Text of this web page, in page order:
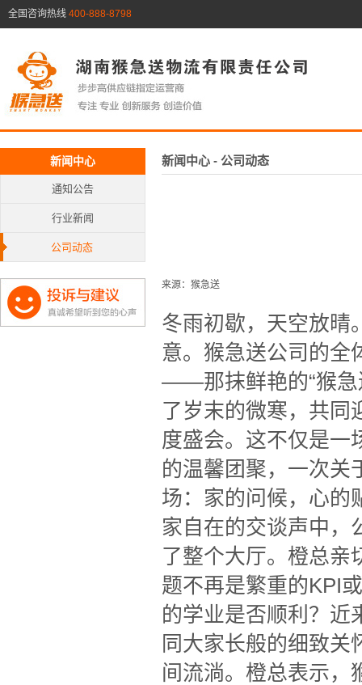
全国咨询热线 400-888-8798
新闻中心
通知公告
行业新闻
公司动态
新闻中心 - 公司动态
来源：猴急送
冬雨初歇，天空放晴
意。猴急送公司的全
——那抹鲜艳的“猴急
了岁末的微寒，共同
度盛会。这不仅是一
的温馨团聚，一次关
场：家的问候，心
家自在的交谈声中，
了整个大厅。橙总亲
题不再是繁重的KPI
的学业是否顺利？近
同大家长般的细致
间流淌。橙总表示，